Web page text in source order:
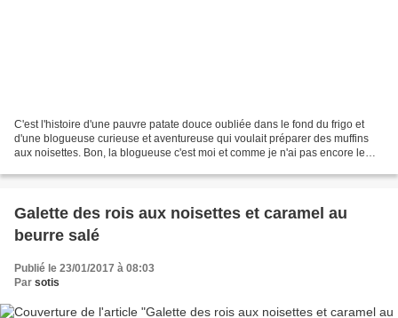
C'est l'histoire d'une pauvre patate douce oubliée dans le fond du frigo et
d'une blogueuse curieuse et aventureuse qui voulait préparer des muffins
aux noisettes. Bon, la blogueuse c'est moi et comme je n'ai pas encore le
Galette des rois aux noisettes et caramel au
beurre salé
Publié le 23/01/2017 à 08:03
Par sotis